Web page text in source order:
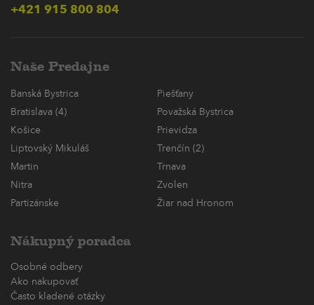
+421 915 800 804
Naše Predajne
Banská Bystrica
Piešťany
Bratislava (4)
Považská Bystrica
Košice
Prievidza
Liptovský Mikuláš
Trenčín (2)
Martin
Trnava
Nitra
Zvolen
Partizánske
Žiar nad Hronom
Nákupný poradca
Osobné odbery
Ako nakupovať
Často kladené otázky